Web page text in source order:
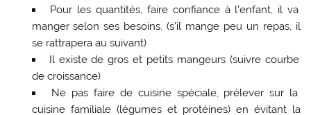
Pour les quantités, faire confiance à l’enfant, il va
manger selon ses besoins. (s’il mange peu un repas, il
se rattrapera au suivant)
Il existe de gros et petits mangeurs (suivre courbe
de croissance)
Ne pas faire de cuisine spéciale, prélever sur la
cuisine familiale (légumes et protéines) en évitant la